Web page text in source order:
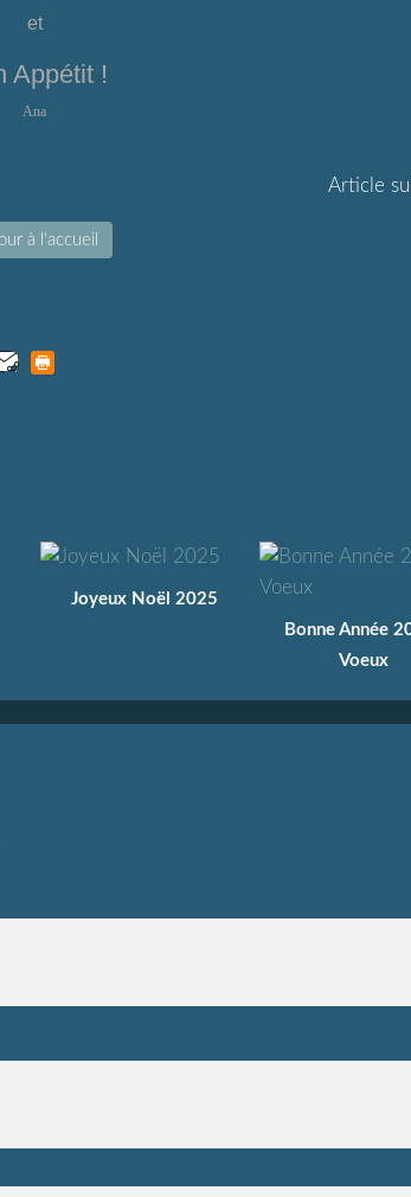
et
Appétit !
Ana
Article
à l'accueil
Joyeux Noël 2025
Bonne Année
Voeux